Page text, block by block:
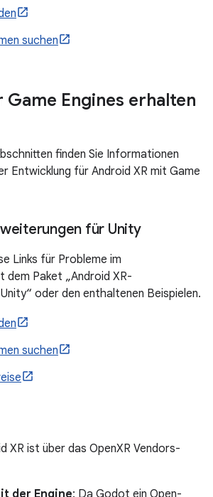
suchen
Engines erhalten
finden Sie Informationen
Entwicklung für Android XR mit Game
für Unity
Links für Probleme im
dem Paket „Android XR-
oder den enthaltenen Beispielen.
suchen
XR ist über das OpenXR Vendors-
der Engine: Da Godot ein Open-